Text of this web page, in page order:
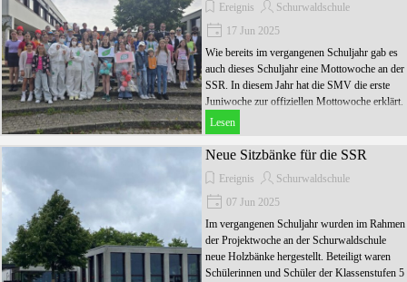
Ereignis
Schurwaldschule
17 Jun 2025
Wie bereits im vergangenen Schuljahr gab es
auch dieses Schuljahr eine Mottowoche an der
SSR. In diesem Jahr hat die SMV die erste
Juniwoche zur offiziellen Mottowoche erklärt.
Lesen
Neue Sitzbänke für die SSR
Ereignis
Schurwaldschule
07 Jun 2025
Im vergangenen Schuljahr wurden im Rahmen
der Projektwoche an der Schurwaldschule
neue Holzbänke hergestellt. Beteiligt waren
Schülerinnen und Schüler der Klassenstufen 5